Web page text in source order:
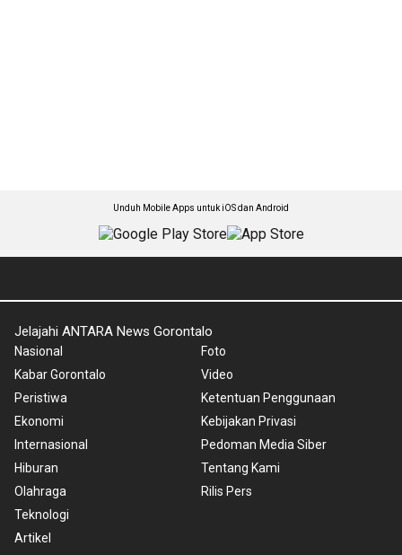
Unduh Mobile Apps untuk iOS dan Android
Jelajahi ANTARA News Gorontalo
Nasional
Kabar Gorontalo
Peristiwa
Ekonomi
Internasional
Hiburan
Olahraga
Teknologi
Artikel
Foto
Video
Ketentuan Penggunaan
Kebijakan Privasi
Pedoman Media Siber
Tentang Kami
Rilis Pers